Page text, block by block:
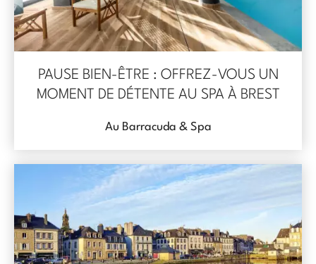
PAUSE BIEN-ÊTRE : OFFREZ-VOUS UN
MOMENT DE DÉTENTE AU SPA À BREST
Au Barracuda & Spa